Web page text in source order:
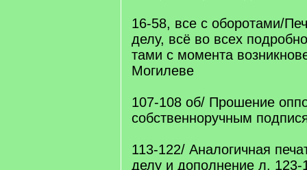
16-58, все с оборотами/
делу, всё во всех
тами с момента
Могилеве
107-108 об/ Прошение
собственноручным
113-122/ Аналогичная
делу и дополнение л. 123-